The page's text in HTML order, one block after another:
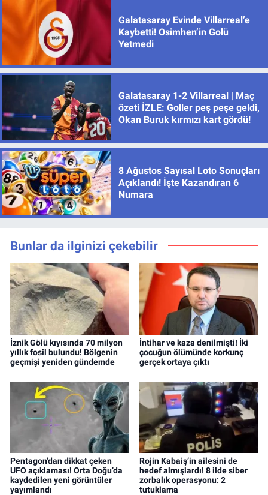
Galatasaray Evinde Villarreal’e
Kaybetti! Osimhen’in Golü
Yetmedi
Galatasaray 1-2 Villarreal | Maç
özeti İZLE: Goller peş peşe geldi,
Okan Buruk kırmızı kart gördü!
8 Ağustos Sayısal Loto Sonuçları
Açıklandı! İşte Kazandıran 6
Numara
Bunlar da ilginizi çekebilir
İznik Gölü kıyısında 70 milyon
yıllık fosil bulundu! Bölgenin
geçmişi yeniden gündemde
İntihar ve kaza denilmişti! İki
çocuğun ölümünde korkunç
gerçek ortaya çıktı
Pentagon’dan dikkat çeken
UFO açıklaması! Orta Doğu’da
kaydedilen yeni görüntüler
yayımlandı
Rojin Kabaiş’in ailesini de
hedef almışlardı! 8 ilde siber
zorbalık operasyonu: 2
tutuklama